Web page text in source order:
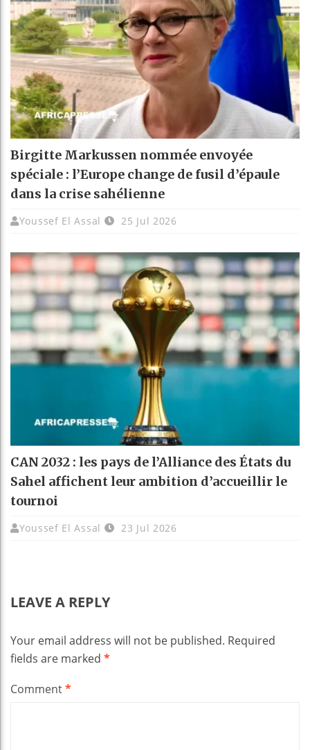
Birgitte Markussen nommée envoyée
spéciale : l’Europe change de fusil d’épaule
dans la crise sahélienne
Youssef El Assal 25 Jul 2026
CAN 2032 : les pays de l’Alliance des États du
Sahel affichent leur ambition d’accueillir le
tournoi
Youssef El Assal 23 Jul 2026
LEAVE A REPLY
Your email address will not be published. Required
fields are marked *
Comment*